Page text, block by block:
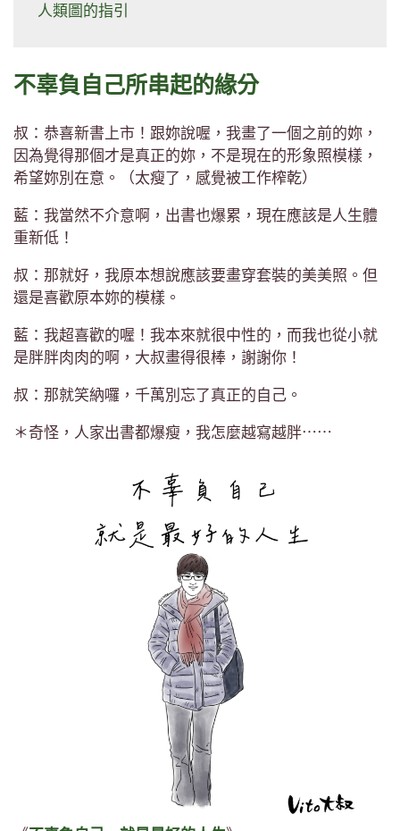
人類圖的指引
不辜負自己所串起的緣分
叔：恭喜新書上市！跟妳說喔，我畫了一個之前的妳，
因為覺得那個才是真正的妳，不是現在的形象照模樣，
希望妳別在意。（太瘦了，感覺被工作榨乾）
藍：我當然不介意啊，出書也爆累，現在應該是人生體
重新低！
叔：那就好，我原本想說應該要畫穿套裝的美美照。但
還是喜歡原本妳的模樣。
藍：我超喜歡的喔！我本來就很中性的，而我也從小就
是胖胖肉肉的啊，大叔畫得很棒，謝謝你！
叔：那就笑納囉，千萬別忘了真正的自己。
＊奇怪，人家出書都爆瘦，我怎麼越寫越胖⋯⋯